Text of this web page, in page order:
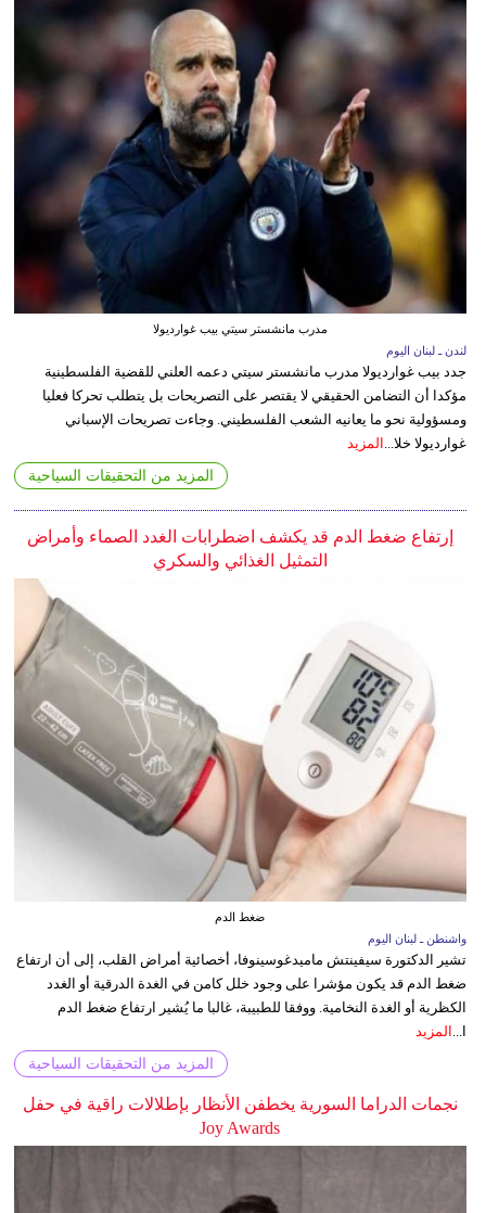
مدرب مانشستر سيتي بيب غوارديولا
لندن ـ لبنان اليوم
جدد بيب غوارديولا مدرب مانشستر سيتي دعمه العلني للقضية الفلسطينية
مؤكدا أن التضامن الحقيقي لا يقتصر على التصريحات بل يتطلب تحركا فعليا
ومسؤولية نحو ما يعانيه الشعب الفلسطيني. وجاءت تصريحات الإسباني
غوارديولا خلا... المزيد
المزيد من التحقيقات السياحية
إرتفاع ضغط الدم قد يكشف اضطرابات الغدد الصماء وأمراض
التمثيل الغذائي والسكري
ضغط الدم
واشنطن ـ لبنان اليوم
تشير الدكتورة سيفينتش ماميدغوسينوفا، أخصائية أمراض القلب، إلى أن ارتفاع
ضغط الدم قد يكون مؤشرا على وجود خلل كامن في الغدة الدرقية أو الغدد
الكظرية أو الغدة النخامية. ووفقا للطبيبة، غالبا ما يُشير ارتفاع ضغط الدم
ا...
المزيد
المزيد من التحقيقات السياحية
نجمات الدراما السورية يخطفن الأنظار بإطلالات راقية في حفل
Joy Awards